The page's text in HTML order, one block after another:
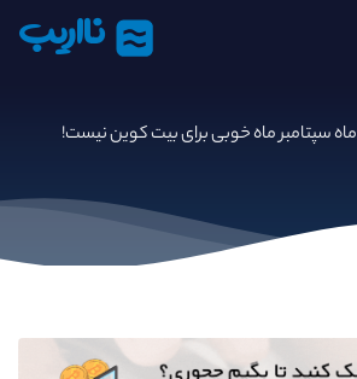
نااریب
ماه سپتامبر ماه خوبی برای بیت کوین نیست!